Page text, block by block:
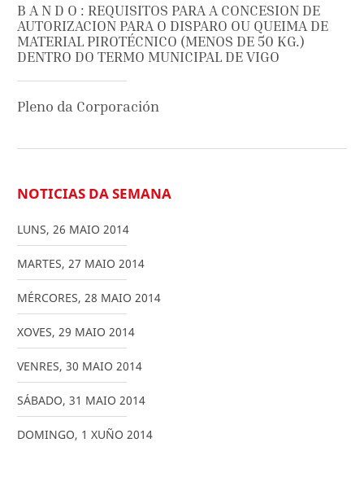
B A N D O : REQUISITOS PARA A CONCESION DE
AUTORIZACION PARA O DISPARO OU QUEIMA DE
MATERIAL PIROTÉCNICO (MENOS DE 50 KG.)
DENTRO DO TERMO MUNICIPAL DE VIGO
Pleno da Corporación
NOTICIAS DA SEMANA
LUNS, 26 MAIO 2014
MARTES, 27 MAIO 2014
MÉRCORES, 28 MAIO 2014
XOVES, 29 MAIO 2014
VENRES, 30 MAIO 2014
SÁBADO, 31 MAIO 2014
DOMINGO, 1 XUÑO 2014